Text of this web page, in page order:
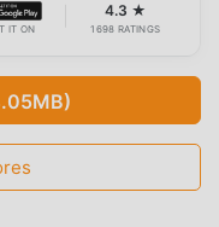
IT ON
4.3 ★
1698 RATINGS